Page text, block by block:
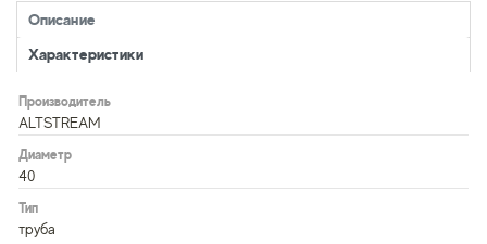
Описание
Характеристики
Производитель
ALTSTREAM
Диаметр
40
Тип
труба